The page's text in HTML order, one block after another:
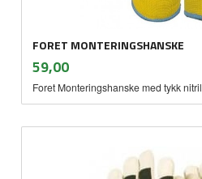
FORET MONTERINGSHANSKE
Pris
59,00mva.
Foret Monteringshanske med tykk nitril